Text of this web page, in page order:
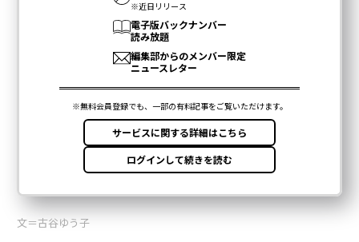
文＝古谷ゆう子